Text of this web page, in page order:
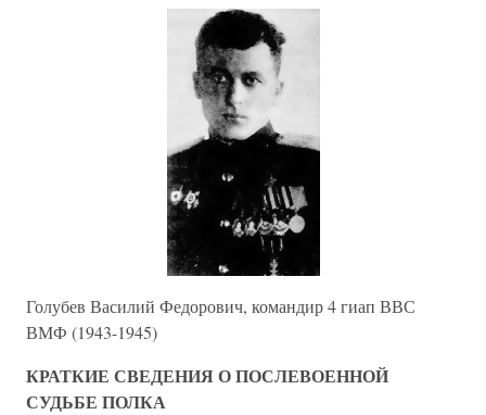
Голубев Василий Федорович, командир 4 гиап ВВС
ВМФ (1943-1945)
КРАТКИЕ СВЕДЕНИЯ О ПОСЛЕВОЕННОЙ
СУДЬБЕ ПОЛКА